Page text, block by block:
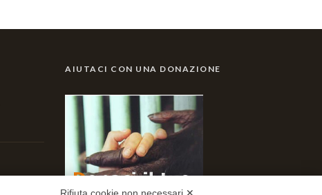
AIUTACI CON UNA DONAZIONE